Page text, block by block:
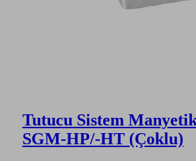
Tutucu Sistem
SGM-HP/-HT (Çoklu)